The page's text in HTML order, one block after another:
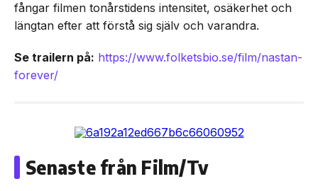
fångar filmen tonårstidens intensitet, osäkerhet och
längtan efter att förstå sig själv och varandra.
Se trailern på: https://www.folketsbio.se/film/nastan-
forever/
Senaste från Film/Tv